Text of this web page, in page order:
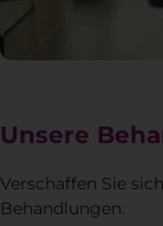
Unsere
Verschaffen Sie
Behandlungen.